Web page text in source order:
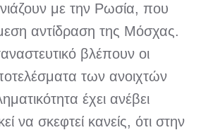
με την Ρωσία, που
αντίδραση της Μόσχας.
βλέπουν οι
των ανοιχτών
έχει ανέβει
να σκεφτεί κανείς, ότι στην